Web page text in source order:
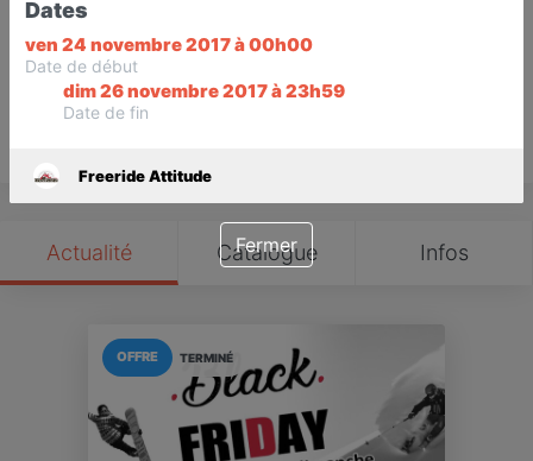
Ouvre dès 10:00
Actualité Catalogue Infos
TERMINÉ
OFFRE
Dates
ven 24 novembre 2017 à 00h00
Date de début
dim 26 novembre 2017 à 23h59
Date de fin
Freeride Attitude
Fermer